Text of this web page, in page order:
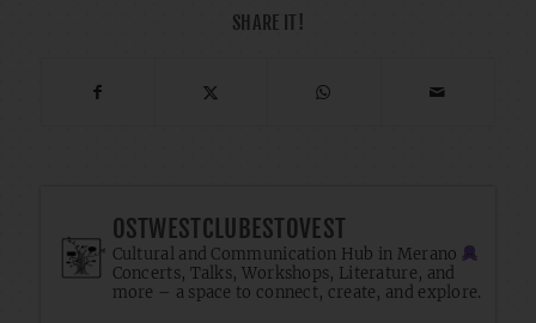
SHARE IT!
OSTWESTCLUBESTOVEST
Cultural and Communication Hub in Merano
Concerts, Talks, Workshops, Literature, and
more – a space to connect, create, and explore.